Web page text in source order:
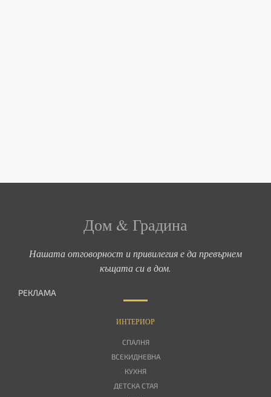
Дом & Градина
Нашата отговорност и привилегия е да превърнем
къщата си в дом.
РЕКЛАМА
ИНТЕРИОР
СПАЛНЯ
ВСЕКИДНЕВНА
КУХНЯ
ДЕТСКА СТАЯ